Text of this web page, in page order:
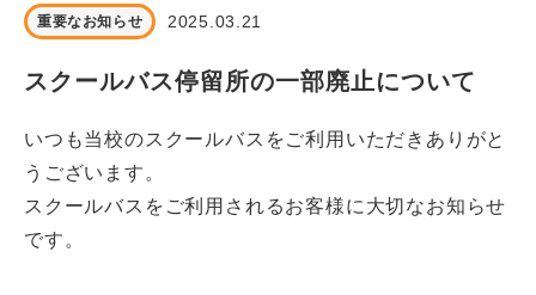
重要なお知らせ 2025.03.21
スクールバス停留所の一部廃止について
いつも当校のスクールバスをご利用いただきありがと
うございます。
スクールバスをご利用されるお客様に大切なお知らせ
です。